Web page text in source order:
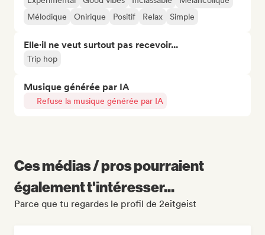
Mélodique
Onirique Positif Relax Simple
Elle·il ne veut surtout pas recevoir...
Trip hop
Musique générée par IA
Refuse la musique générée par IA
Ces médias / pros pourraient
également t'intéresser...
Parce que tu regardes le profil de 2eitgeist